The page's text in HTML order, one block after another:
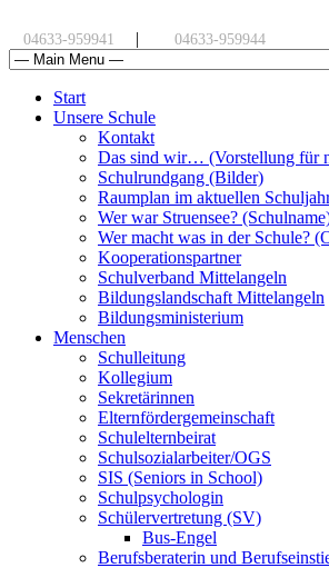
04633-959941 | 04633-959944
Start
Unsere Schule
Kontakt
Das sind wir… (Vorstellung für
Schulrundgang (Bilder)
Raumplan im aktuellen
Wer war Struensee?
Wer macht was in der Schule?
Kooperationspartner
Schulverband Mittelangeln
Bildungslandschaft Mittelangeln
Bildungsministerium
Menschen
Schulleitung
Kollegium
Sekretärinnen
Elternfördergemeinschaft
Schulelternbeirat
Schulsozialarbeiter/OGS
SIS (Seniors in School)
Schulpsychologin
Schülervertretung (SV)
Bus-Engel
Berufsberaterin und